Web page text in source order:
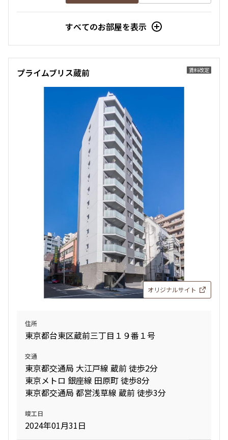
すべてのお部屋を表示
賃料改定
プライムブリス蔵前
オリジナルサイト
住所
東京都台東区蔵前三丁目１９番１号
交通
東京都交通局 大江戸線 蔵前 徒歩2分
東京メトロ 銀座線 田原町 徒歩8分
東京都交通局 都営浅草線 蔵前 徒歩3分
竣工日
2024年01月31日